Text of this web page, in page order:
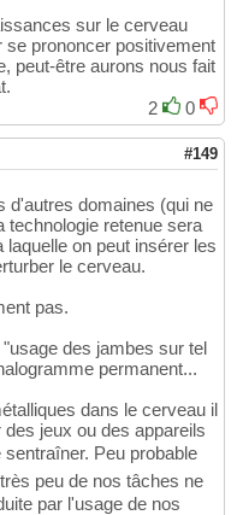
sur le cerveau
se prononcer positivement
peut-être aurons nous fait
2
0
#149
d'autres domaines (qui ne
technologie retenue sera
on peut insérer les
le cerveau.
pas.
des jambes sur tel
permanent...
dans le cerveau il
jeux ou des appareils
Peu probable
peu de nos tâches ne
par l'usage de nos